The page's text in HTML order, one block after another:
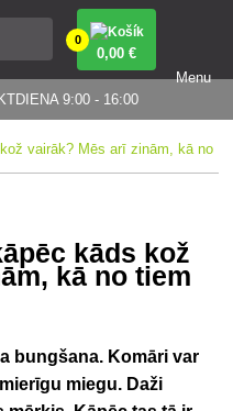
9:00 - 16:00
0
0,00 €
Menu
vairāk? Mēs arī zinām, kā no
kāds kož
kā no tiem
bungšana. Komāri var
miegu. Daži